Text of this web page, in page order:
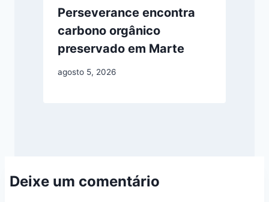
Perseverance encontra
carbono orgânico
preservado em Marte
agosto 5, 2026
Deixe um comentário